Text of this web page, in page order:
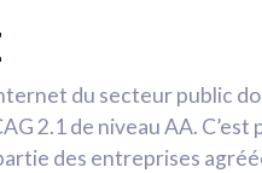
du secteur public
2.1 de niveau AA. C’est
des entreprises